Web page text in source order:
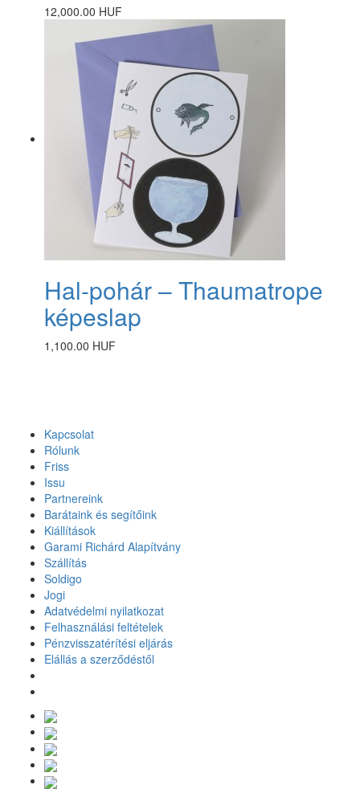
12,000.00 HUF
Hal-pohár – Thaumatrope
képeslap
1,100.00 HUF
Kapcsolat
Rólunk
Friss
Issu
Partnereink
Barátaink és segítőink
Kiállítások
Garami Richárd Alapítvány
Szállítás
Soldigo
Jogi
Adatvédelmi nyilatkozat
Felhasználási feltételek
Pénzvisszatérítési eljárás
Elállás a szerződéstől